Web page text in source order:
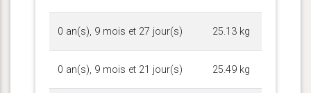
0 an(s), 9 mois et 27 jour(s) 25.13 kg
0 an(s), 9 mois et 21 jour(s) 25.49 kg